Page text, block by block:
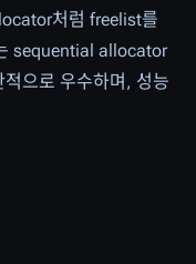
처럼 freelist를
sequential allocator
으로 우수하며, 성능